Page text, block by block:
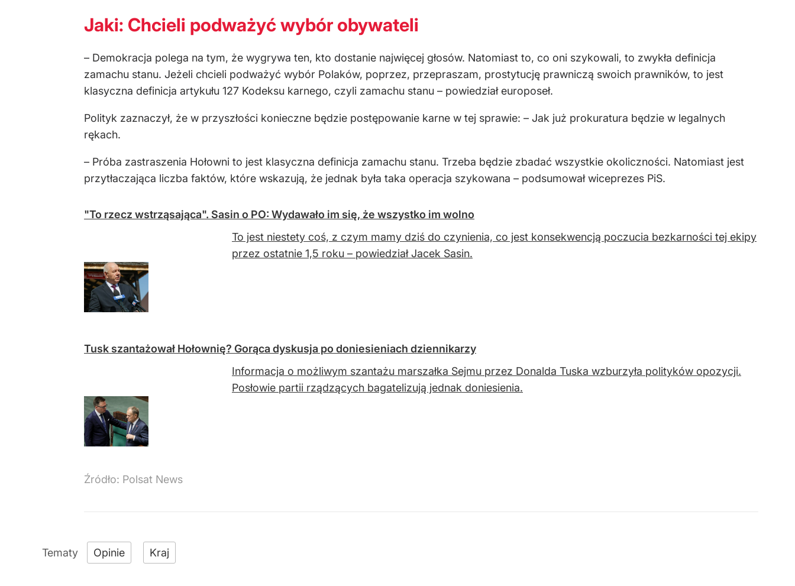
Jaki: Chcieli podważyć wybór obywateli
– Demokracja polega na tym, że wygrywa ten, kto dostanie najwięcej głosów. Natomiast to, co oni szykowali, to zwykła definicja
zamachu stanu. Jeżeli chcieli podważyć wybór Polaków, poprzez, przepraszam, prostytucję prawniczą swoich prawników, to jest
klasyczna definicja artykułu 127 Kodeksu karnego, czyli zamachu stanu – powiedział europoseł.
Polityk zaznaczył, że w przyszłości konieczne będzie postępowanie karne w tej sprawie: – Jak już prokuratura będzie w legalnych
rękach.
– Próba zastraszenia Hołowni to jest klasyczna definicja zamachu stanu. Trzeba będzie zbadać wszystkie okoliczności. Natomiast jest
przytłaczająca liczba faktów, które wskazują, że jednak była taka operacja szykowana – podsumował wiceprezes PiS.
"To rzecz wstrząsająca". Sasin o PO: Wydawało im się, że wszystko im wolno
To jest niestety coś, z czym mamy dziś do czynienia, co jest konsekwencją poczucia bezkarności tej ekipy
przez ostatnie 1,5 roku – powiedział Jacek Sasin.
Tusk szantażował Hołownię? Gorąca dyskusja po doniesieniach dziennikarzy
Informacja o możliwym szantażu marszałka Sejmu przez Donalda Tuska wzburzyła polityków opozycji.
Posłowie partii rządzących bagatelizują jednak doniesienia.
Źródło: Polsat News
Opinie Kraj